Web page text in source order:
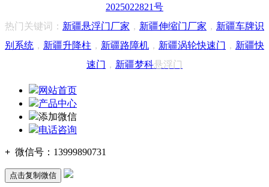
2025022821号
热门关键词： 新疆悬浮门厂家 ， 新疆伸缩门厂家 ， 新疆车牌识
别 系统 ， 新疆升降柱 ， 新疆路障机 ， 新疆涡轮快速门 ， 新疆快
速门 ， 新疆梦科悬浮门
网站首页
产品中心
添加微信
电话咨询
+ 微信号： 13999890731
点击复制微信